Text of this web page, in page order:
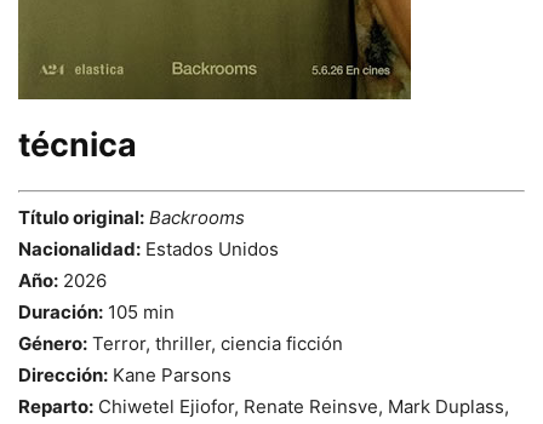
técnica
Título original: Backrooms
Nacionalidad: Estados Unidos
Año: 2026
Duración: 105 min
Género: Terror, thriller, ciencia ficción
Dirección: Kane Parsons
Reparto: Chiwetel Ejiofor, Renate Reinsve, Mark Duplass,